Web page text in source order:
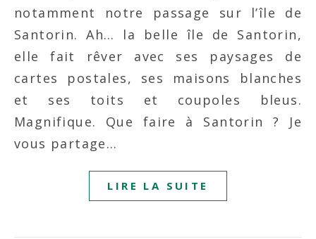
notamment notre passage sur l’île de
Santorin. Ah… la belle île de Santorin,
elle fait rêver avec ses paysages de
cartes postales, ses maisons blanches
et ses toits et coupoles bleus.
Magnifique. Que faire à Santorin ? Je
vous partage…
LIRE LA SUITE